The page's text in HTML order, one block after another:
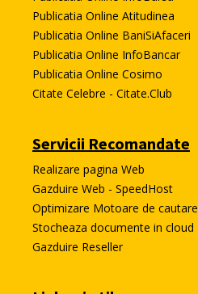
Publicatia Online Atitudinea
Publicatia Online BaniSiAfaceri
Publicatia Online InfoBancar
Publicatia Online Cosimo
Citate Celebre - Citate.Club
Servicii Recomandate
Realizare pagina Web
Gazduire Web - SpeedHost
Optimizare Motoare de cautare
Stocheaza documente in cloud
Gazduire Reseller